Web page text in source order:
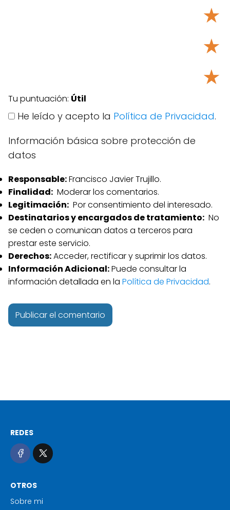
★
★
★
Tu puntuación: Útil
He leído y acepto la Política de Privacidad.
Información básica sobre protección de
datos
Responsable:Francisco Javier Trujillo.
Finalidad: Moderar los comentarios.
Legitimación: Por consentimiento del interesado.
Destinatarios y encargados de tratamiento: No
se ceden o comunican datos a terceros para
prestar este servicio.
Derechos:Acceder, rectificar y suprimir los datos.
Información Adicional:Puede consultar la
información detallada en la Política de Privacidad.
REDES
OTROS
Sobre mi